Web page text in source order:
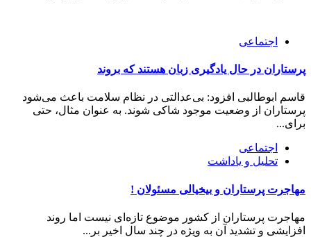
اجتماعی
پرستاران در حال یادگیری زبان هستند که بروند
قاسم ابوطالبی افزود: بی‌عدالتی در نظام سلامت باعث می‌شود
پرستاران از وضعیت موجود شاکی شوند. به عنوان مثال، حتی
برای...
اجتماعی
تحلیل و یاداشت
مهاجرت پرستاران و بیخیالی مسئولان !
مهاجرت پرستاران از کشور موضوع تازه‌ای نیست اما روند
افزایشی و تشدید آن به ویژه در چند سال اخیر بر...